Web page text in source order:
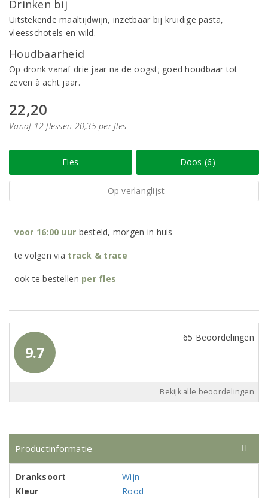
Drinken bij
Uitstekende maaltijdwijn, inzetbaar bij kruidige pasta,
vleesschotels en wild.
Houdbaarheid
Op dronk vanaf drie jaar na de oogst; goed houdbaar tot
zeven à acht jaar.
22,20
Vanaf 12 flessen 20,35 per fles
Fles Doos (6)
Op verlanglijst
voor 16:00 uur besteld, morgen in huis
te volgen via track & trace
ook te bestellen per fles
9.7
65 Beoordelingen
Bekijk alle beoordelingen
Productinformatie
Dranksoort
Wijn
Kleur
Rood